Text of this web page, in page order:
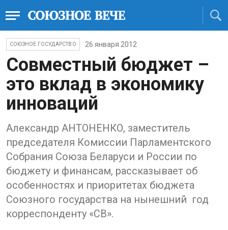
СОЮЗНОЕ ГОСУДАРСТВО 26 января 2012
Совместный бюджет –
это вклад в экономику
инноваций
Александр АНТОНЕНКО, заместитель
председателя Комиссии Парламентского
Собрания Союза Беларуси и России по
бюджету и финансам, рассказывает об
особенностях и приоритетах бюджета
Союзного государства на нынешний год
корреспонденту «СВ».